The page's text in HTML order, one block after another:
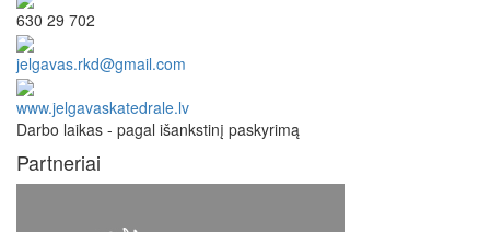
630 29 702
jelgavas.rkd@gmail.com
www.jelgavaskatedrale.lv
Darbo laikas - pagal išankstinį paskyrimą
Partneriai